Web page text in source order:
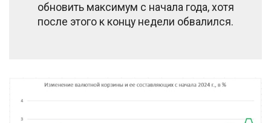
обновить максимум с начала года, хотя
после этого к концу недели обвалился.